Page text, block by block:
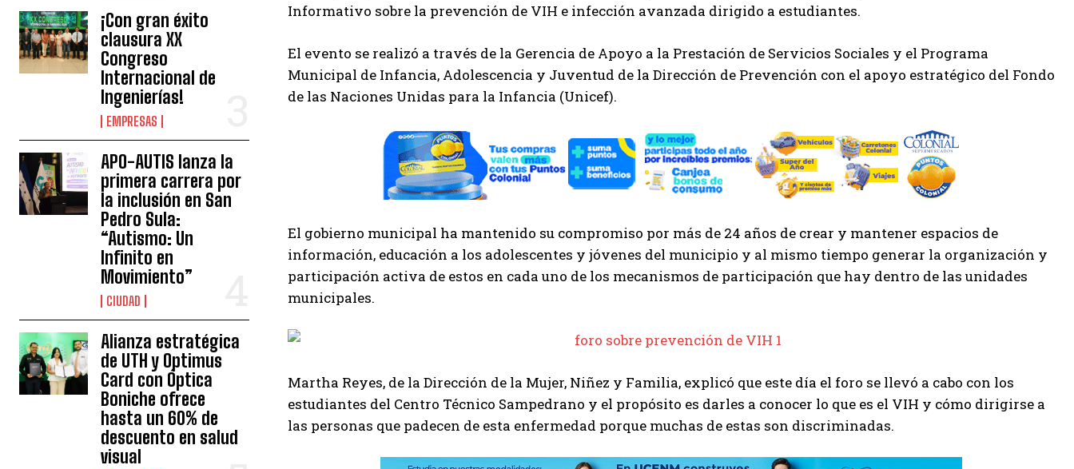
¡Con gran éxito
clausura XX
Congreso
Internacional de
Ingenierías!
EMPRESAS
APO-AUTIS lanza la
primera carrera por
la inclusión en San
Pedro Sula:
“Autismo: Un
Infinito en
Movimiento”
CIUDAD
Alianza estratégica
de UTH y Optimus
Card con Óptica
Boniche ofrece
hasta un 60% de
descuento en salud
visual
Informativo sobre la prevención de VIH e infección avanzada dirigido a estudiantes.
El evento se realizó a través de la Gerencia de Apoyo a la Prestación de Servicios Sociales y el Programa
Municipal de Infancia, Adolescencia y Juventud de la Dirección de Prevención con el apoyo estratégico del Fondo
de las Naciones Unidas para la Infancia (Unicef).
El gobierno municipal ha mantenido su compromiso por más de 24 años de crear y mantener espacios de
información, educación a los adolescentes y jóvenes del municipio y al mismo tiempo generar la organización y
participación activa de estos en cada uno de los mecanismos de participación que hay dentro de las unidades
municipales.
Martha Reyes, de la Dirección de la Mujer, Niñez y Familia, explicó que este día el foro se llevó a cabo con los
estudiantes del Centro Técnico Sampedrano y el propósito es darles a conocer lo que es el VIH y cómo dirigirse a
las personas que padecen de esta enfermedad porque muchas de estas son discriminadas.